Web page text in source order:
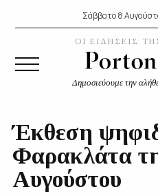
Σάββατο 8
ΟΙ ΕΙΔΗΣΕΙΣ
Δημοσιεύουμε την
Έκθεση
Φαρακλάτα
Αυγούστου